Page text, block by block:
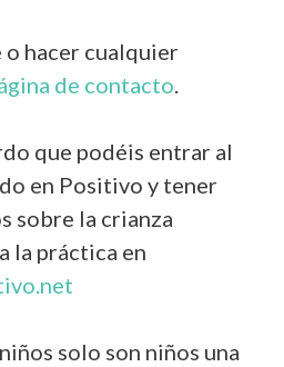
hacer cualquier
de contacto.
que podéis entrar al
en Positivo y tener
sobre la crianza
la práctica en
solo son niños una